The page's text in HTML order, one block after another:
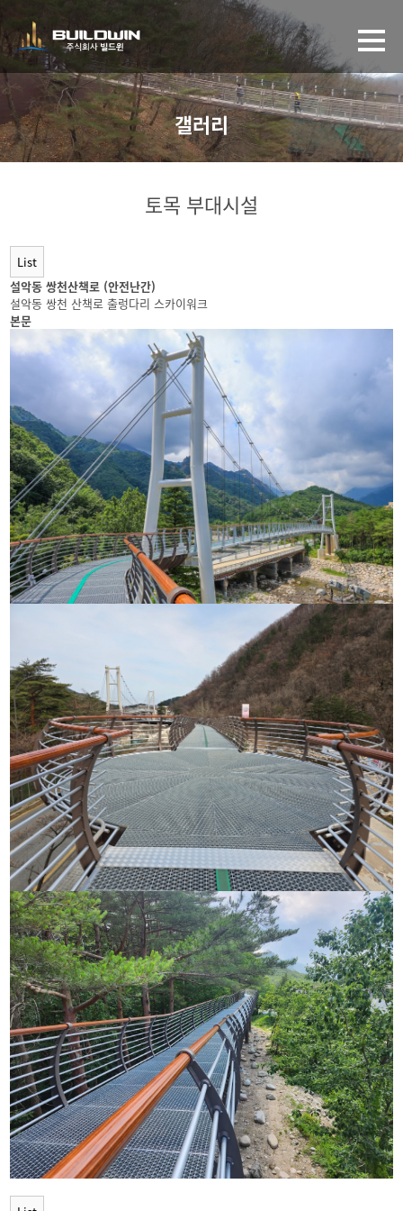
갤러리
토목 부대시설
List
설악동 쌍천산책로 (안전난간)
설악동 쌍천 산책로 출렁다리 스카이워크
본문